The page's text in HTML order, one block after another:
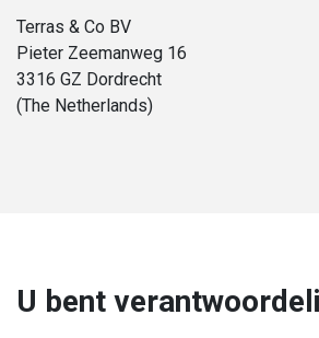
Terras & Co BV
Pieter Zeemanweg 16
3316 GZ Dordrecht
(The Netherlands)
U bent